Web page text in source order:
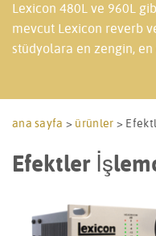
destek
Lexicon 480L ve 960L
mevcut Lexicon reverb
stüdyolara en zengin, en
ana sayfa > ürünler >
Efektler